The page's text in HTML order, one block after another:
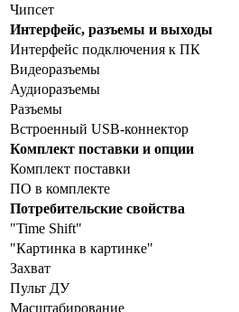
Чипсет
Интерфейс, разъемы и выходы
Интерфейс подключения к ПК
Видеоразъемы
Аудиоразъемы
Разъемы
Встроенный USB-коннектор
Комплект поставки и опции
Комплект поставки
ПО в комплекте
Потребительские свойства
"Time Shift"
"Картинка в картинке"
Захват
Пульт ДУ
Масштабирование